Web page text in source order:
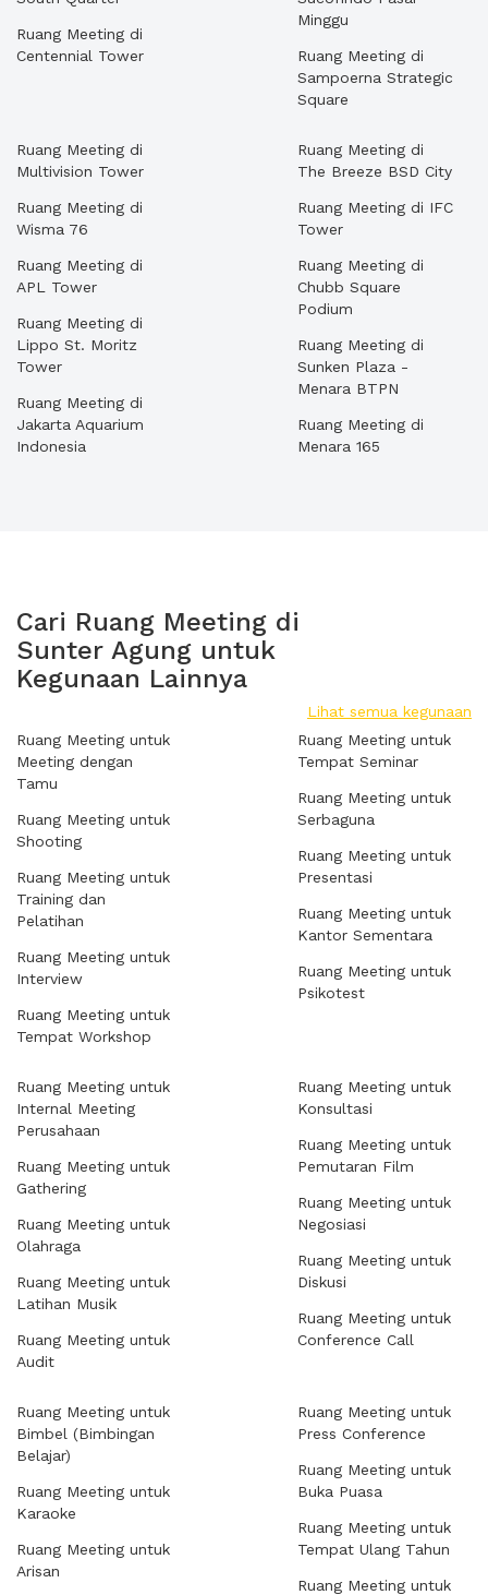
Ruang Meeting di
Centennial Tower
Minggu
Ruang Meeting di
Sampoerna Strategic
Square
Ruang Meeting di
Multivision Tower
Ruang Meeting di
Wisma 76
Ruang Meeting di
APL Tower
Ruang Meeting di
Lippo St. Moritz
Tower
Ruang Meeting di
Jakarta Aquarium
Indonesia
Ruang Meeting di
The Breeze BSD City
Ruang Meeting di IFC
Tower
Ruang Meeting di
Chubb Square
Podium
Ruang Meeting di
Sunken Plaza -
Menara BTPN
Ruang Meeting di
Menara 165
Cari Ruang Meeting di
Sunter Agung untuk
Kegunaan Lainnya
Lihat semua kegunaan
Ruang Meeting untuk
Meeting dengan
Tamu
Ruang Meeting untuk
Shooting
Ruang Meeting untuk
Training dan
Pelatihan
Ruang Meeting untuk
Interview
Ruang Meeting untuk
Tempat Workshop
Ruang Meeting untuk
Tempat Seminar
Ruang Meeting untuk
Serbaguna
Ruang Meeting untuk
Presentasi
Ruang Meeting untuk
Kantor Sementara
Ruang Meeting untuk
Psikotest
Ruang Meeting untuk
Internal Meeting
Perusahaan
Ruang Meeting untuk
Gathering
Ruang Meeting untuk
Olahraga
Ruang Meeting untuk
Latihan Musik
Ruang Meeting untuk
Audit
Ruang Meeting untuk
Konsultasi
Ruang Meeting untuk
Pemutaran Film
Ruang Meeting untuk
Negosiasi
Ruang Meeting untuk
Diskusi
Ruang Meeting untuk
Conference Call
Ruang Meeting untuk
Bimbel (Bimbingan
Belajar)
Ruang Meeting untuk
Karaoke
Ruang Meeting untuk
Arisan
Ruang Meeting untuk
Press Conference
Ruang Meeting untuk
Buka Puasa
Ruang Meeting untuk
Tempat Ulang Tahun
Ruang Meeting untuk